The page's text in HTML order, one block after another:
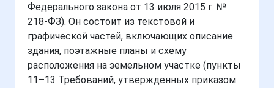
Федерального закона от 13 июля 2015 г. №
218-ФЗ). Он состоит из текстовой и
графической частей, включающих описание
здания, поэтажные планы и схему
расположения на земельном участке (пункты
11–13 Требований, утвержденных приказом